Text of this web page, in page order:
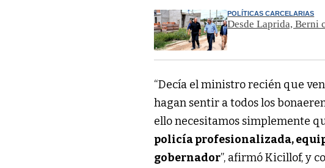
POLÍTICAS CARCELARIAS
Desde Laprida, Berni
“Decía el ministro recién que
hagan sentir a todos los
ello necesitamos simplemente
policía profesionalizada,
gobernador”, afirmó Kicillof, y